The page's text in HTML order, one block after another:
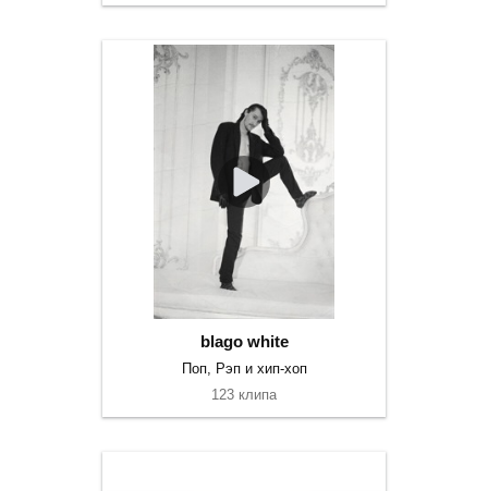
blago white
Поп, Рэп и хип-хоп
123 клипа